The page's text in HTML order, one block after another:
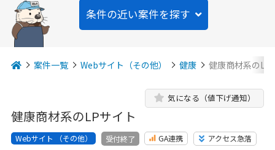
条件の近い案件を探す
案件一覧 Webサイト（その他） 健康 健康商材系のLP
健康商材系のLPサイト
気になる（値下げ通知）
Webサイト （その他） 受付終了 GA連携 アクセス急落